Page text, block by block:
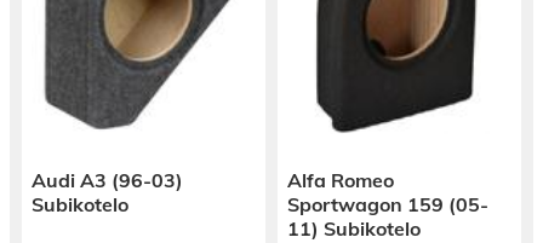
Audi A3 (96-03)
Subikotelo
Alfa Romeo
Sportwagon 159 (05-
11) Subikotelo